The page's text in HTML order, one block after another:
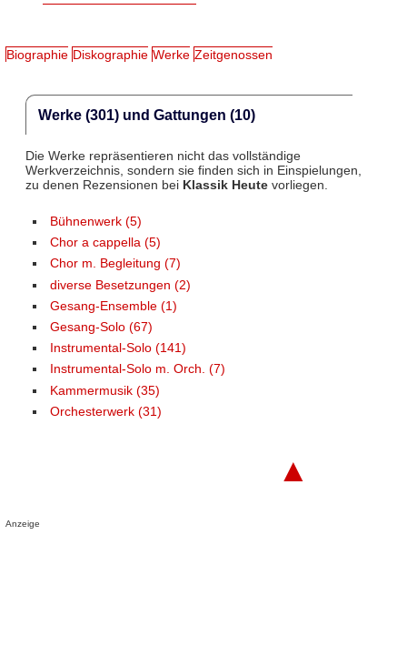
Biographie Diskographie Werke Zeitgenossen
Werke (301) und Gattungen (10)
Die Werke repräsentieren nicht das vollständige
Werkverzeichnis, sondern sie finden sich in Einspielungen,
zu denen Rezensionen bei Klassik Heutevorliegen.
Bühnenwerk (5)
Chor a cappella (5)
Chor m. Begleitung (7)
diverse Besetzungen (2)
Gesang-Ensemble (1)
Gesang-Solo (67)
Instrumental-Solo (141)
Instrumental-Solo m. Orch. (7)
Kammermusik (35)
Orchesterwerk (31)
▲
Anzeige